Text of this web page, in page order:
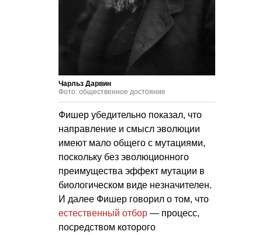
Чарльз Дарвин
Фото: общественное достояние
Фишер убедительно показал, что
направление и смысл эволюции
имеют мало общего с мутациями,
поскольку без эволюционного
преимущества эффект мутации в
биологическом виде незначителен.
И далее Фишер говорил о том, что
естественный отбор — процесс,
посредством которого